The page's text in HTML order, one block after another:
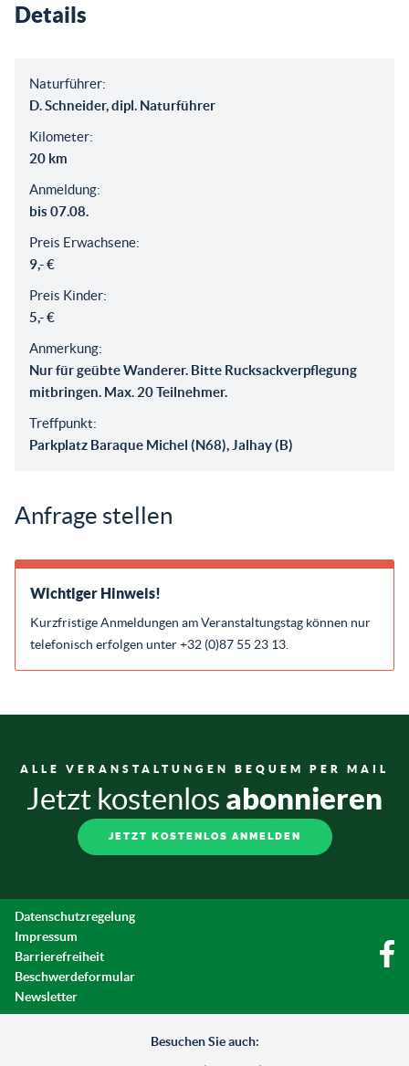
Details
Naturführer:
D. Schneider, dipl. Naturführer
Kilometer:
20 km
Anmeldung:
bis 07.08.
Preis Erwachsene:
9,- €
Preis Kinder:
5,- €
Anmerkung:
Nur für geübte Wanderer. Bitte Rucksackverpflegung
mitbringen. Max. 20 Teilnehmer.
Treffpunkt:
Parkplatz Baraque Michel (N68), Jalhay (B)
Anfrage stellen
Wichtiger Hinweis!
Kurzfristige Anmeldungen am Veranstaltungstag können nur
telefonisch erfolgen unter +32 (0)87 55 23 13.
ALLE VERANSTALTUNGEN BEQUEM PER MAIL
Jetzt kostenlos abonnieren
JETZT KOSTENLOS ANMELDEN
Datenschutzregelung
Impressum
Barrierefreiheit
Beschwerdeformular
Newsletter
Besuchen Sie auch: